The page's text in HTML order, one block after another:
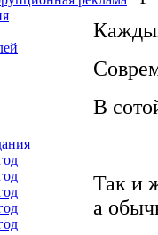
В
Так и
а